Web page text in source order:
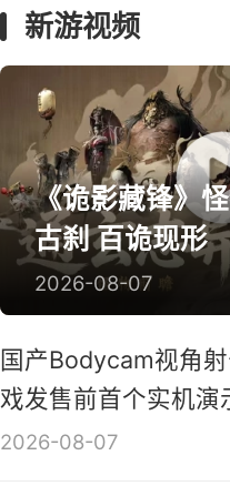
一看吓一
人不偿命
（1170）
prev
囧图 绅士 回
新游视频